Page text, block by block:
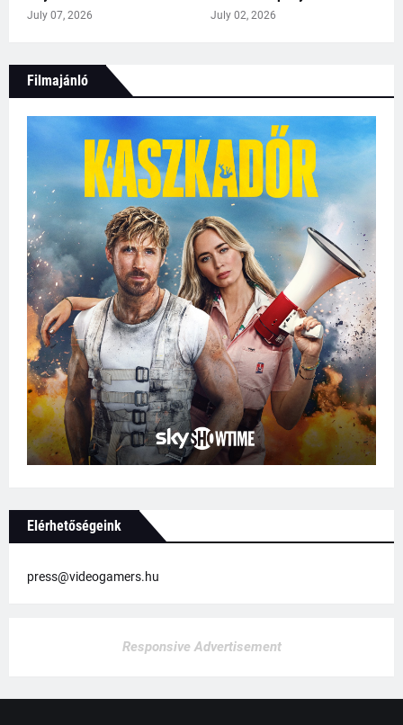
July 07, 2026 July 02, 2026
Filmajánló
Elérhetőségeink
press@videogamers.hu
Responsive Advertisement